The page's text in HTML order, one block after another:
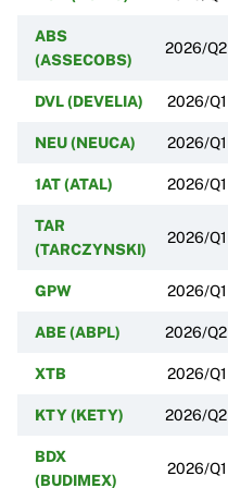
ABS
(ASSECOBS)
2026/Q2
DVL (DEVELIA) 2026/Q1
NEU (NEUCA) 2026/Q1
1AT (ATAL) 2026/Q1
TAR
(TARCZYNSKI)
2026/Q1
GPW 2026/Q1
ABE (ABPL) 2026/Q2
XTB 2026/Q1
KTY (KETY) 2026/Q2
BDX
(BUDIMEX)
2026/Q1